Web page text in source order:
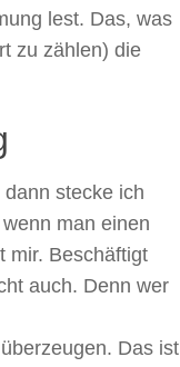
lest. Das, was
zu zählen) die
stecke ich
man einen
mir. Beschäftigt
auch. Denn wer
Das ist